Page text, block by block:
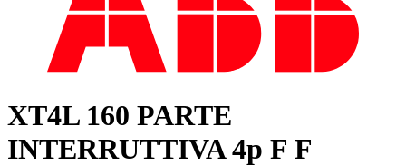
XT4L 160 PARTE
INTERRUTTIVA 4p F F